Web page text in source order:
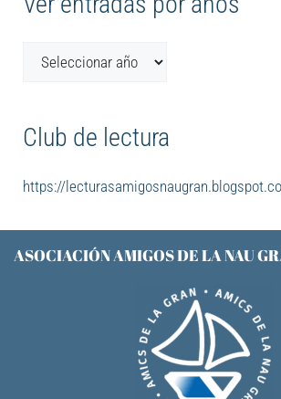
Club de lectura
https://
ASOCIACIÓN AMIGOS DE LA NAU